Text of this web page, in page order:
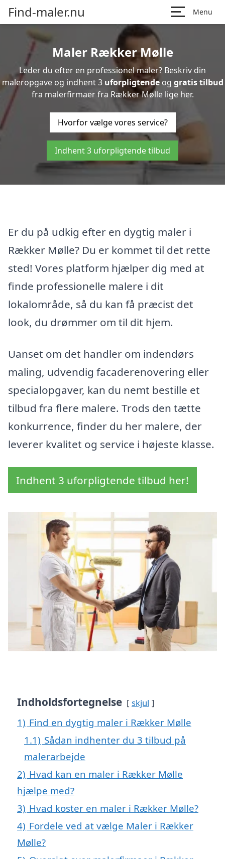
Find-maler.nu Menu
Maler Rækker Mølle
Leder du efter en professionel maler? Beskriv din
maleropgave og indhent 3 uforpligtendeog gratis tilbud
fra malerfirmaer fra Rækker Mølle lige her.
Hvorfor vælge vores service?
Indhent 3 uforpligtende tilbud
Er du på udkig efter en dygtig maler i
Rækker Mølle? Du er kommet til det rette
sted! Vores platform hjælper dig med at
finde professionelle malere i dit
lokalområde, så du kan få præcist det
look, du drømmer om til dit hjem.
Uanset om det handler om indendørs
maling, udvendig facaderenovering eller
specialopgaver, kan du nemt bestille et
tilbud fra flere malere. Trods den tætte
konkurrence, finder du her malere, der
leverer kvalitet og service i højeste klasse.
Indhent 3 uforpligtende tilbud her!
Indholdsfortegnelse skjul
1) Find en dygtig maler i Rækker Mølle
1.1) Sådan indhenter du 3 tilbud på
malerarbejde
2) Hvad kan en maler i Rækker Mølle
hjælpe med?
3) Hvad koster en maler i Rækker Mølle?
4) Fordele ved at vælge Maler i Rækker
Mølle?